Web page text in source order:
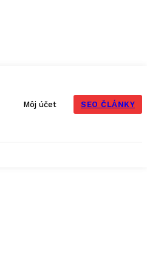
Môj účet SEO ČLÁNKY